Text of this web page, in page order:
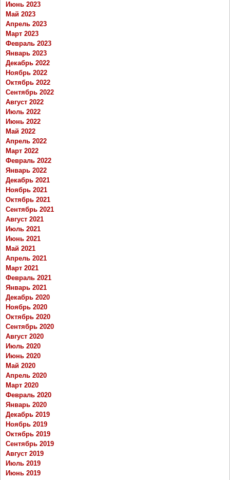
Июнь 2023
Май 2023
Апрель 2023
Март 2023
Февраль 2023
Январь 2023
Декабрь 2022
Ноябрь 2022
Октябрь 2022
Сентябрь 2022
Август 2022
Июль 2022
Июнь 2022
Май 2022
Апрель 2022
Март 2022
Февраль 2022
Январь 2022
Декабрь 2021
Ноябрь 2021
Октябрь 2021
Сентябрь 2021
Август 2021
Июль 2021
Июнь 2021
Май 2021
Апрель 2021
Март 2021
Февраль 2021
Январь 2021
Декабрь 2020
Ноябрь 2020
Октябрь 2020
Сентябрь 2020
Август 2020
Июль 2020
Июнь 2020
Май 2020
Апрель 2020
Март 2020
Февраль 2020
Январь 2020
Декабрь 2019
Ноябрь 2019
Октябрь 2019
Сентябрь 2019
Август 2019
Июль 2019
Июнь 2019